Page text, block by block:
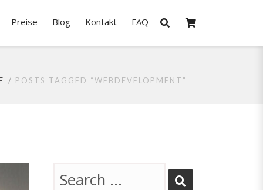
Preise Blog Kontakt FAQ
POSTS TAGGED “WEBDEVELOPMENT”